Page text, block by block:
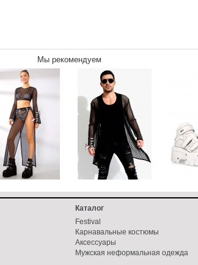
Мы рекомендуем
Каталог
Festival
Карнавальные костюмы
Аксессуары
Мужская неформальная одежда